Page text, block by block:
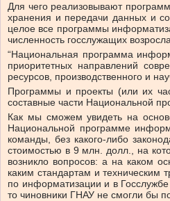
Для чего реализовывают
хранения и передачи данных и
целое все программы
численность госслужащих
“Национальная программа
приоритетных направлений
ресурсов, производственного и
Программы и проекты (или их
составные части Национальной
Как мы сможем увидеть на
Национальной программе
команды, без какого-либо
стоимостью в 9 млн. долл., на
возникло вопросов: а на каком
каким стандартам и техническим
по информатизации и в
то чиновники ГНАУ не смогли бы